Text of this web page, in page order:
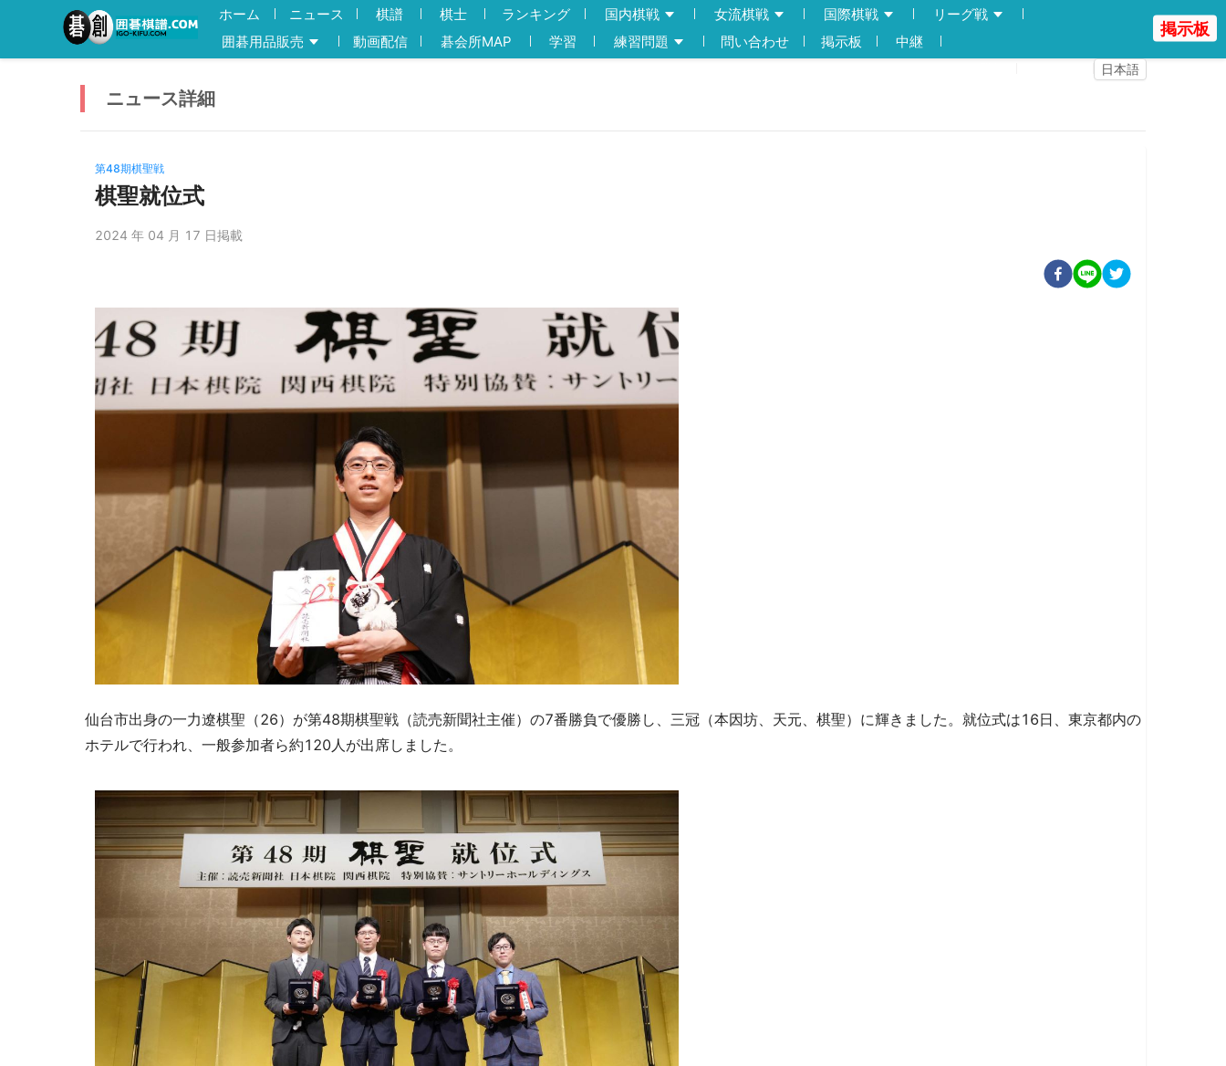
ホーム ニュース 棋譜 棋士 ランキング 国内棋戦 女流棋戦 国際棋戦
リーグ戦
囲碁用品販売
動画配信 碁会所MAP 学習 練習問題 問い合わせ 掲示板
中継
日本語
掲示板
ニュース詳細
第48期棋聖戦
棋聖就位式
2024 年 04 月 17 日掲載
仙台市出身の一力遼棋聖（26）が第48期棋聖戦（読売新聞社主催）の7番勝負で優勝し、三冠（本因坊、天元、棋聖）に輝きました。就位式は16日、東京都内の
ホテルで行われ、一般参加者ら約120人が出席しました。